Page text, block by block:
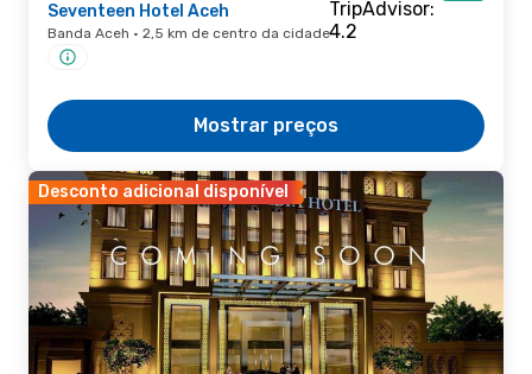
Seventeen Hotel Aceh
Banda Aceh · 2,5 km de centro da cidade
Mostrar preços
Desconto adicional disponível